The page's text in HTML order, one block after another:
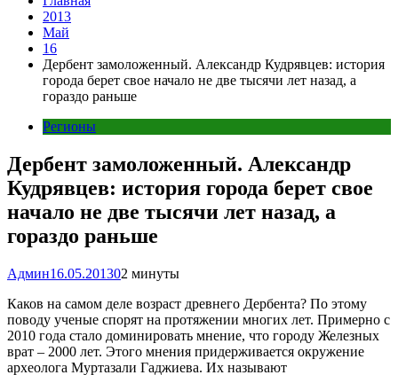
2013
Май
16
Дербент замоложенный. Александр Кудрявцев: история
города берет свое начало не две тысячи лет назад, а
гораздо раньше
Регионы
Дербент замоложенный. Александр
Кудрявцев: история города берет свое
начало не две тысячи лет назад, а
гораздо раньше
Админ16.05.201302 минуты
Каков на самом деле возраст древнего Дербента? По этому
поводу ученые спорят на протяжении многих лет. Примерно с
2010 года стало доминировать мнение, что городу Железных
врат – 2000 лет. Этого мнения придерживается окружение
археолога Муртазали Гаджиева. Их называют